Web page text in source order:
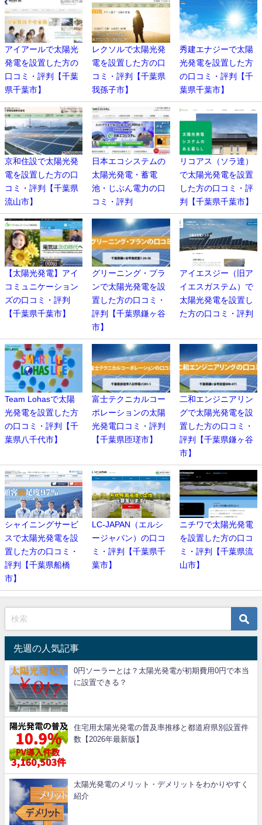
アイアールで太陽光
発電を設置した方の
口コミ・評判【千葉
県千葉市】
レクソルで太陽光発
電を設置した方の口
コミ・評判【千葉県
我孫子市】
秀建エナジーで太陽
光発電を設置した方
の口コミ・評判【千
葉県千葉市】
京和住設で太陽光発
電を設置した方の口
コミ・評判【千葉県
流山市】
日本エコシステムの
太陽光発電・蓄電
池・じぶん電力の口
コミ・評判
リコアス（ソラ達）
で太陽光発電を設置
した方の口コミ・評
判【千葉県千葉市】
【太陽光発電】アイ
コミュニケーション
ズの口コミ・評判
【千葉県千葉市】
グリーニング・プラ
ンで太陽光発電を設
置した方の口コミ・
評判【千葉県鎌ヶ谷
市】
アイエスジー（旧ア
イエスガステム）で
太陽光発電を設置し
た方の口コミ・評判
Team Lohasで太陽
光発電を設置した方
の口コミ・評判【千
葉県八千代市】
富士テクニカルコー
ポレーションの太陽
光発電口コミ・評判
【千葉県匝瑳市】
二和エンジニアリン
グで太陽光発電を設
置した方の口コミ・
評判【千葉県鎌ヶ谷
市】
シャイニングサービ
スで太陽光発電を設
置した方の口コミ・
評判【千葉県船橋
市】
LC-JAPAN（エルシ
ージャパン）の口コ
ミ・評判【千葉県千
葉市】
ニチワで太陽光発電
を設置した方の口コ
ミ・評判【千葉県流
山市】
先週の人気記事
0円ソーラーとは？太陽光発電が初期費用0円で本当
に設置できる？
住宅用太陽光発電の普及率推移と都道府県別設置件
数【2026年最新版】
太陽光発電のメリット・デメリットをわかりやすく
紹介